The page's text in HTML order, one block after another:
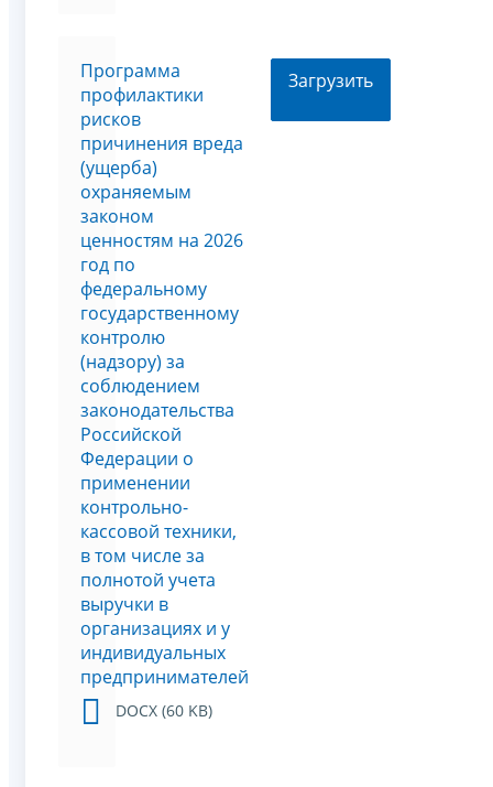
Программа
профилактики
рисков
причинения вреда
(ущерба)
охраняемым
законом
ценностям на 2026
год по
федеральному
государственному
контролю
(надзору) за
соблюдением
законодательства
Российской
Федерации о
применении
контрольно-
кассовой техники,
в том числе за
полнотой учета
выручки в
организациях и у
индивидуальных
предпринимателей
DOCX (60 KB)
Загрузить